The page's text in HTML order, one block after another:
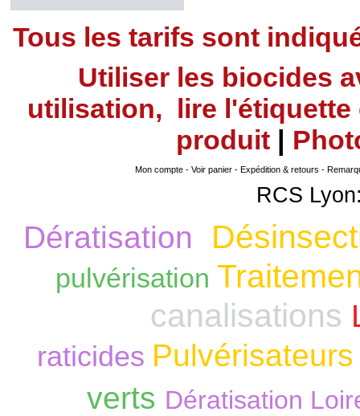
Tous les tarifs sont
Utiliser les biocides
utilisation, lire l'étiquette
produit |
Mon compte - Voir panier - Expédition & retours -
RCS
Dératisation
pulvérisation
canalisations
raticides Pulvérisateurs
verts Dératisation